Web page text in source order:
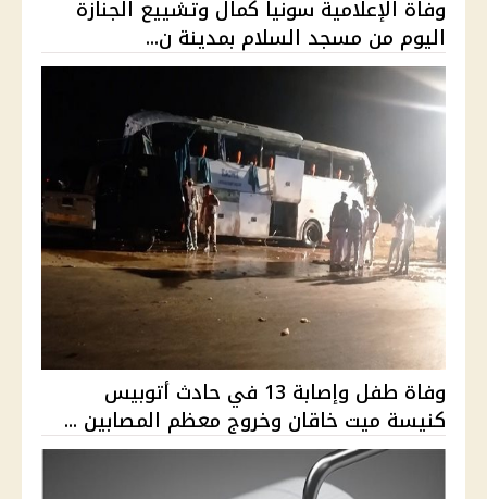
وفاة الإعلامية سونيا كمال وتشييع الجنازة
اليوم من مسجد السلام بمدينة ن...
وفاة طفل وإصابة 13 في حادث أتوبيس
كنيسة ميت خاقان وخروج معظم المصابين ...